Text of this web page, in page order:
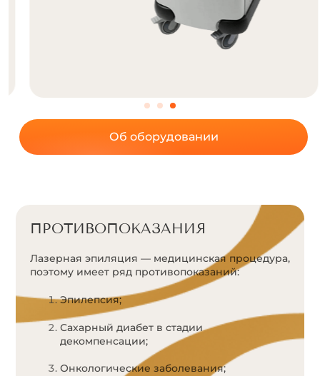
Об оборудовании
ПРОТИВОПОКАЗАНИЯ
Лазерная эпиляция — медицинская процедура,
поэтому имеет ряд противопоказаний:
Эпилепсия;
Сахарный диабет в стадии
декомпенсации;
Онкологические заболевания;